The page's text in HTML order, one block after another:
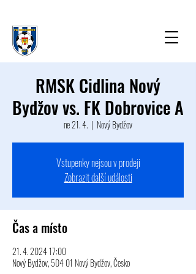
RMSK Cidlina Nový
Bydžov vs. FK Dobrovice A
ne 21. 4.
  |
Nový Bydžov
Vstupenky nejsou v prodeji
Zobrazit další události
Čas a místo
21. 4. 2024 17:00
Nový Bydžov, 504 01 Nový Bydžov, Česko